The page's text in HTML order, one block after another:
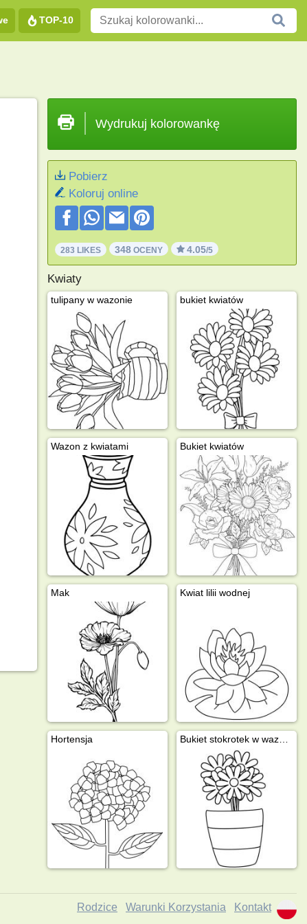
TOP-10
Wydrukuj kolorowankę
Pobierz
Koloruj online
283 LIKES 348OCENY 4.05/5
Kwiaty
tulipany w wazonie bukiet kwiatów
Wazon z kwiatami Bukiet kwiatów
Mak Kwiat lilii wodnej
Hortensja Bukiet stokrotek w wazonie
Rodzice Warunki Korzystania Kontakt